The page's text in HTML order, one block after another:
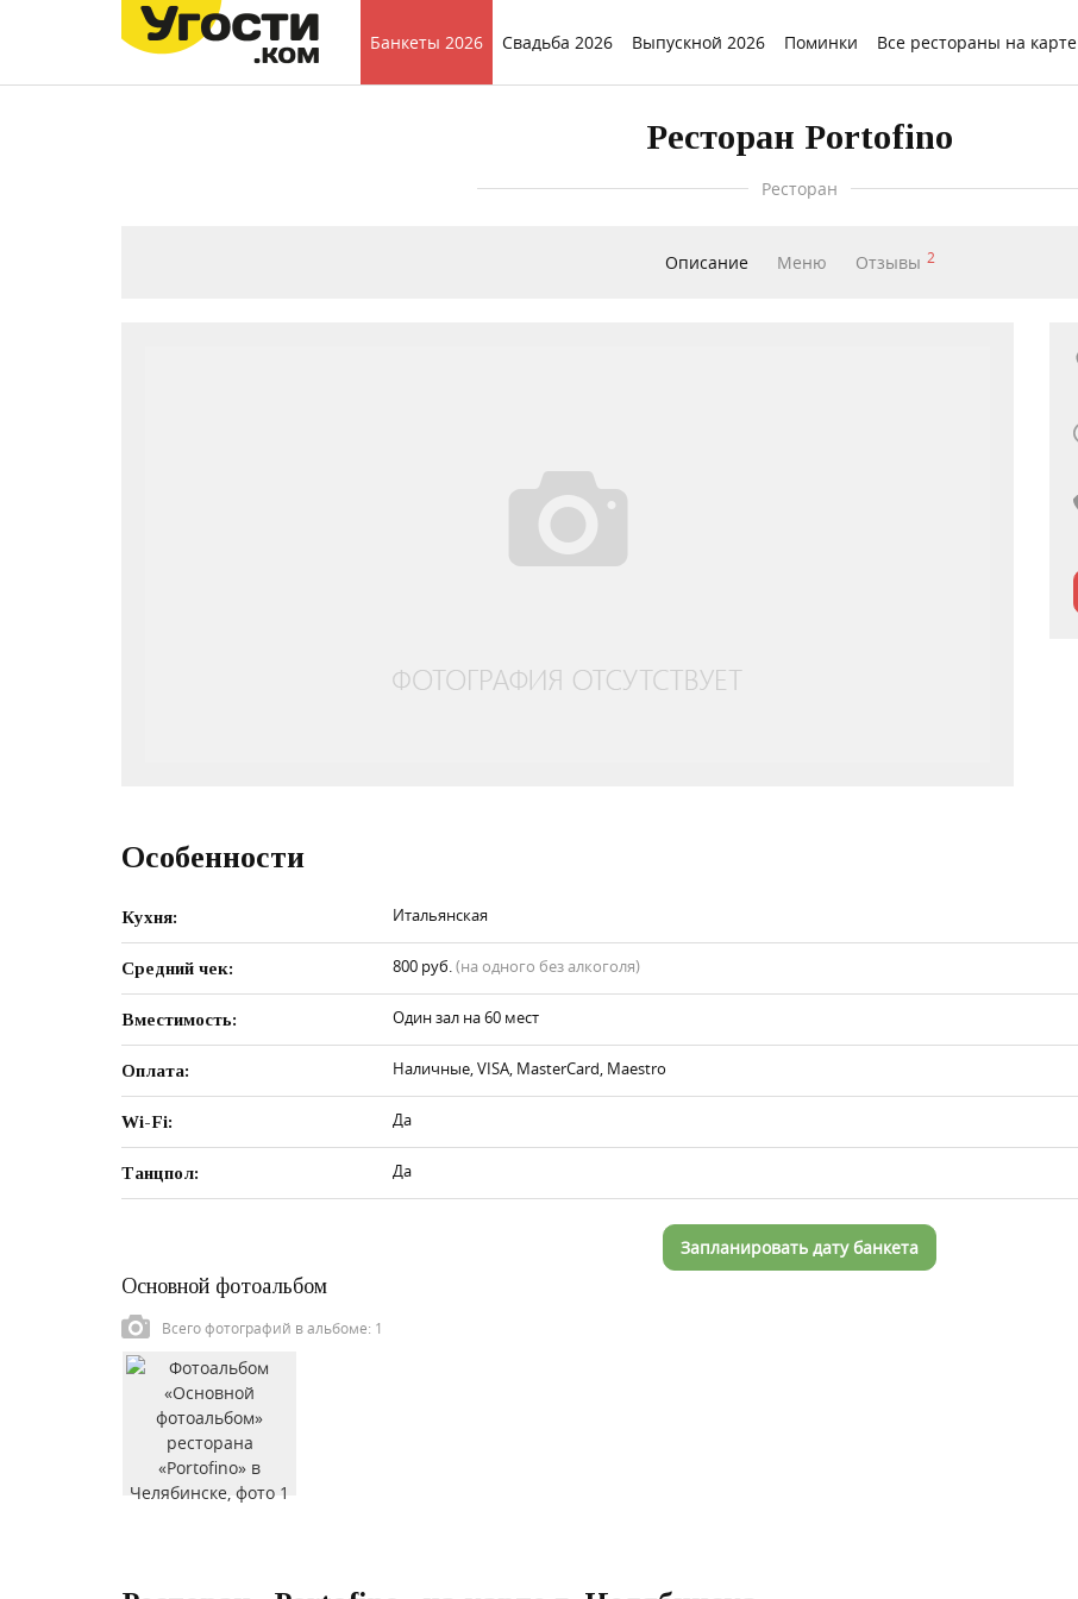
Банкеты 2026 Свадьба 2026 Выпускной 2026 Поминки Все рестораны на карте
Ресторан Portofino
Ресторан
Описание Меню Отзывы 2
Особенности
Кухня: Итальянская
Средний чек: 800 руб.(на одного без алкоголя)
Вместимость: Один зал на 60 мест
Оплата: Наличные, VISA, MasterCard, Maestro
Wi-Fi: Да
Танцпол: Да
Запланировать дату банкета
Основной фотоальбом
Всего фотографий в альбоме: 1